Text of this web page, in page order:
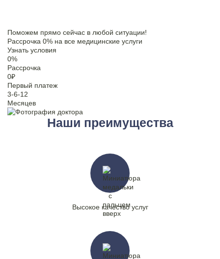
Поможем прямо сейчас в любой ситуации!
Рассрочка 0% на все медицинские услуги
Узнать условия
0%
Рассрочка
0₽
Первый платеж
3-6-12
Месяцев
Наши преимущества
Высокое качество услуг